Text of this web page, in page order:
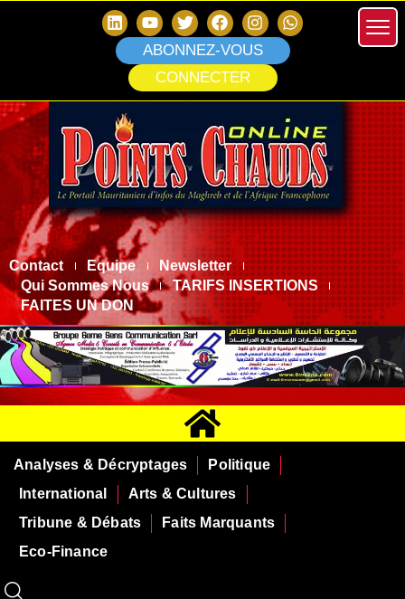
ABONNEZ-VOUS
CONNECTER
Contact Equipe
Newsletter
Qui Sommes Nous
TARIFS INSERTIONS
FAITES UN DON
Analyses & Décryptages
Politique
International
Arts & Cultures
Tribune & Débats
Faits Marquants
Eco-Finance